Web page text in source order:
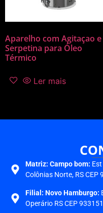
Aparelho com Agitaçao e
Serpetina para Óleo
Térmico
Ler mais
Matriz: Campo bom:
Colônias Norte, RS CEP
Filial: Novo Hamburgo:
Operário RS CEP